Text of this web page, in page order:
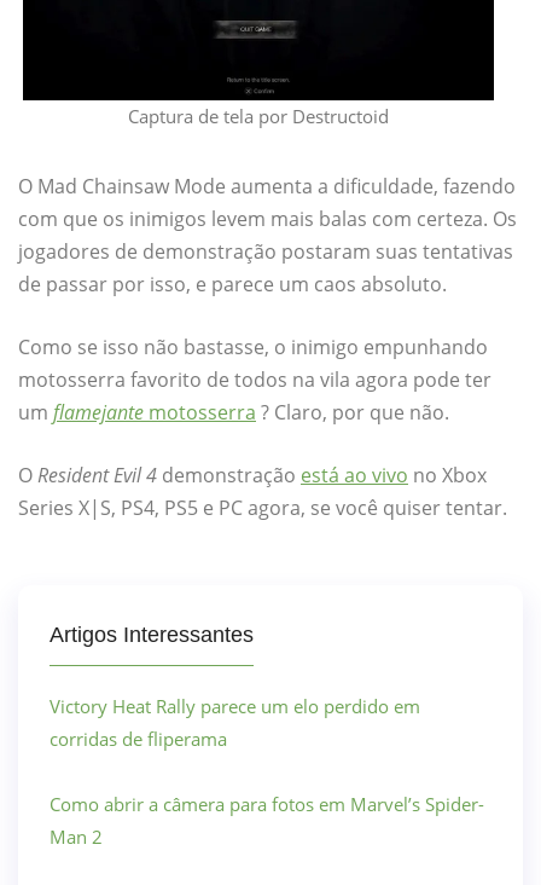
Captura de tela por Destructoid
O Mad Chainsaw Mode aumenta a dificuldade, fazendo
com que os inimigos levem mais balas com certeza. Os
jogadores de demonstração postaram suas tentativas
de passar por isso, e parece um caos absoluto.
Como se isso não bastasse, o inimigo empunhando
motosserra favorito de todos na vila agora pode ter
um flamejante motosserra ? Claro, por que não.
OResident Evil 4 demonstração está ao vivo no Xbox
Series X|S, PS4, PS5 e PC agora, se você quiser tentar.
Artigos Interessantes
Victory Heat Rally parece um elo perdido em
corridas de fliperama
Como abrir a câmera para fotos em Marvel’s Spider-
Man 2